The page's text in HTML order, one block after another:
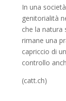
In una
genitorialità
che la natura
rimane una
capriccio di
controllo
(catt.ch)